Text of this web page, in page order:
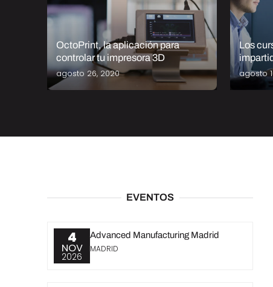
OctoPrint, la aplicación para
controlar tu impresora 3D
agosto 26, 2020
Los
agosto
EVENTOS
4
NOV
2026
Advanced Manufacturing Madrid
MADRID